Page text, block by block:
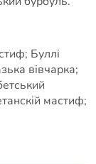
Буллі
вівчарка;
мастиф;